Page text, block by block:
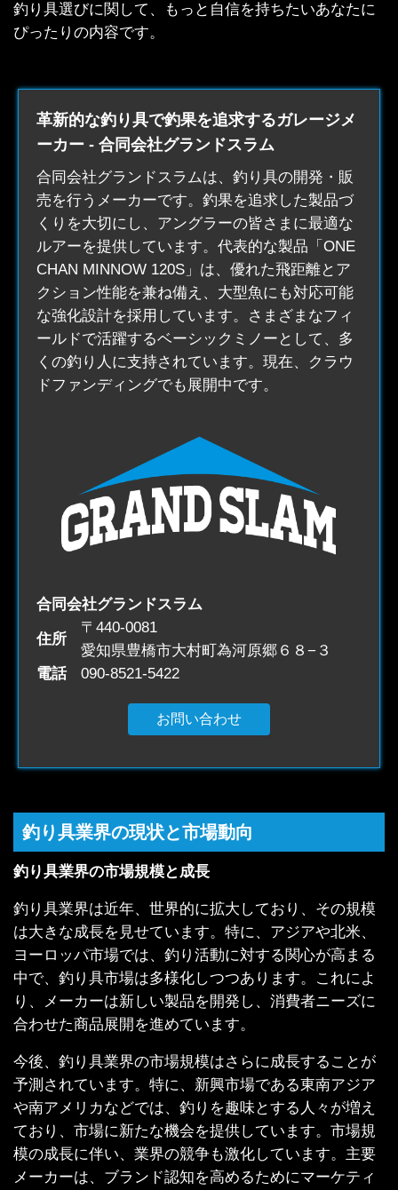
釣り具選びに関して、もっと自信を持ちたいあなたに
ぴったりの内容です。
革新的な釣り具で釣果を追求するガレージメ
ーカー - 合同会社グランドスラム
合同会社グランドスラムは、 釣り具の開発・販
売を行うメーカーです。釣果を追求した製品づ
くりを大切にし、アングラーの皆さまに最適な
ルアーを提供しています。代表的な製品「ONE
CHAN MINNOW 120S」は、優れた飛距離とア
クション性能を兼ね備え、大型魚にも対応可能
な強化設計を採用しています。さまざまなフィ
ールドで活躍するベーシックミノーとして、多
くの釣り人に支持されています。現在、クラウ
ドファンディングでも展開中です。
合同会社グランドスラム
住所
〒440-0081
愛知県豊橋市大村町為河原郷６８−３
電話
090-8521-5422
お問い合わせ
釣り具業界の現状と市場動向
釣り具業界の市場規模と成長
釣り具業界は近年、世界的に拡大しており、その規模
は大きな成長を見せています。特に、アジアや北米、
ヨーロッパ市場では、釣り活動に対する関心が高まる
中で、釣り具市場は多様化しつつあります。これによ
り、メーカーは新しい製品を開発し、消費者ニーズに
合わせた商品展開を進めています。
今後、釣り具業界の市場規模はさらに成長することが
予測されています。特に、新興市場である東南アジア
や南アメリカなどでは、釣りを趣味とする人々が増え
ており、市場に新たな機会を提供しています。市場規
模の成長に伴い、業界の競争も激化しています。主要
メーカーは、ブランド認知を高めるためにマーケティ